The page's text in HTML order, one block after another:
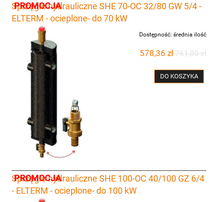
Sprzęgło hydrauliczne SHE 70-OC 32/80 GW 5/4 -
ELTERM - ocieplone- do 70 kW
Dostępność: średnia ilość
578,36 zł761,00 zł
DO KOSZYKA
PROMOCJA
Sprzęgło hydrauliczne SHE 100-OC 40/100 GZ 6/4
- ELTERM - ocieplone- do 100 kW
PROMOCJA